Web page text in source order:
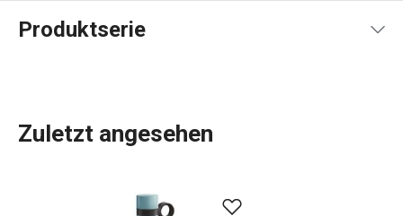
Produktserie
, Reise- und Sportthermoskannen,
Zuletzt angesehen